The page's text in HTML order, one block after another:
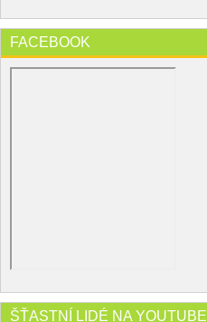
FACEBOOK
ŠŤASTNÍ LIDÉ NA YOUTUBE